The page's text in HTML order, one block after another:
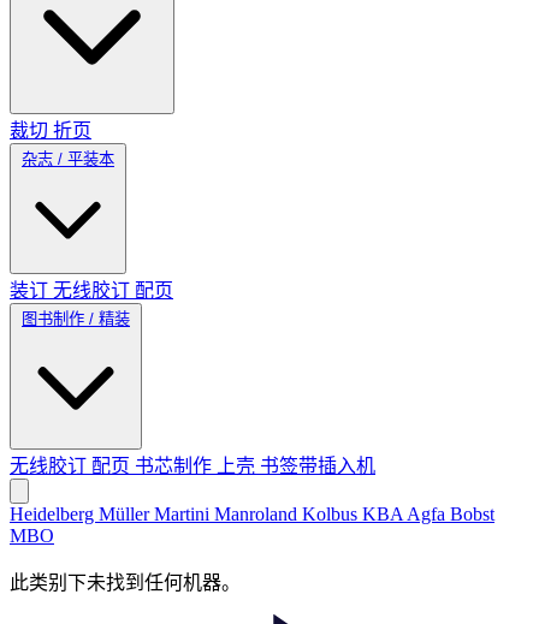
裁切 折页
杂志 / 平装本
装订 无线胶订 配页
图书制作 / 精装
无线胶订 配页 书芯制作 上壳 书签带插入机
Heidelberg Müller Martini Manroland Kolbus KBA Agfa Bobst
MBO
此类别下未找到任何机器。